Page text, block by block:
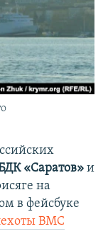
«Саратов» и
на
в фейсбуке
ВМС